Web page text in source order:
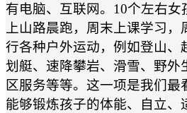
有电脑、互联网。10个左右女
上山路晨跑，周末上课学习
行各种户外运动，例如登山、
划艇、速降攀岩、滑雪、野外
区服务等等。这一项是我们最
能够锻炼孩子的体能、自立、